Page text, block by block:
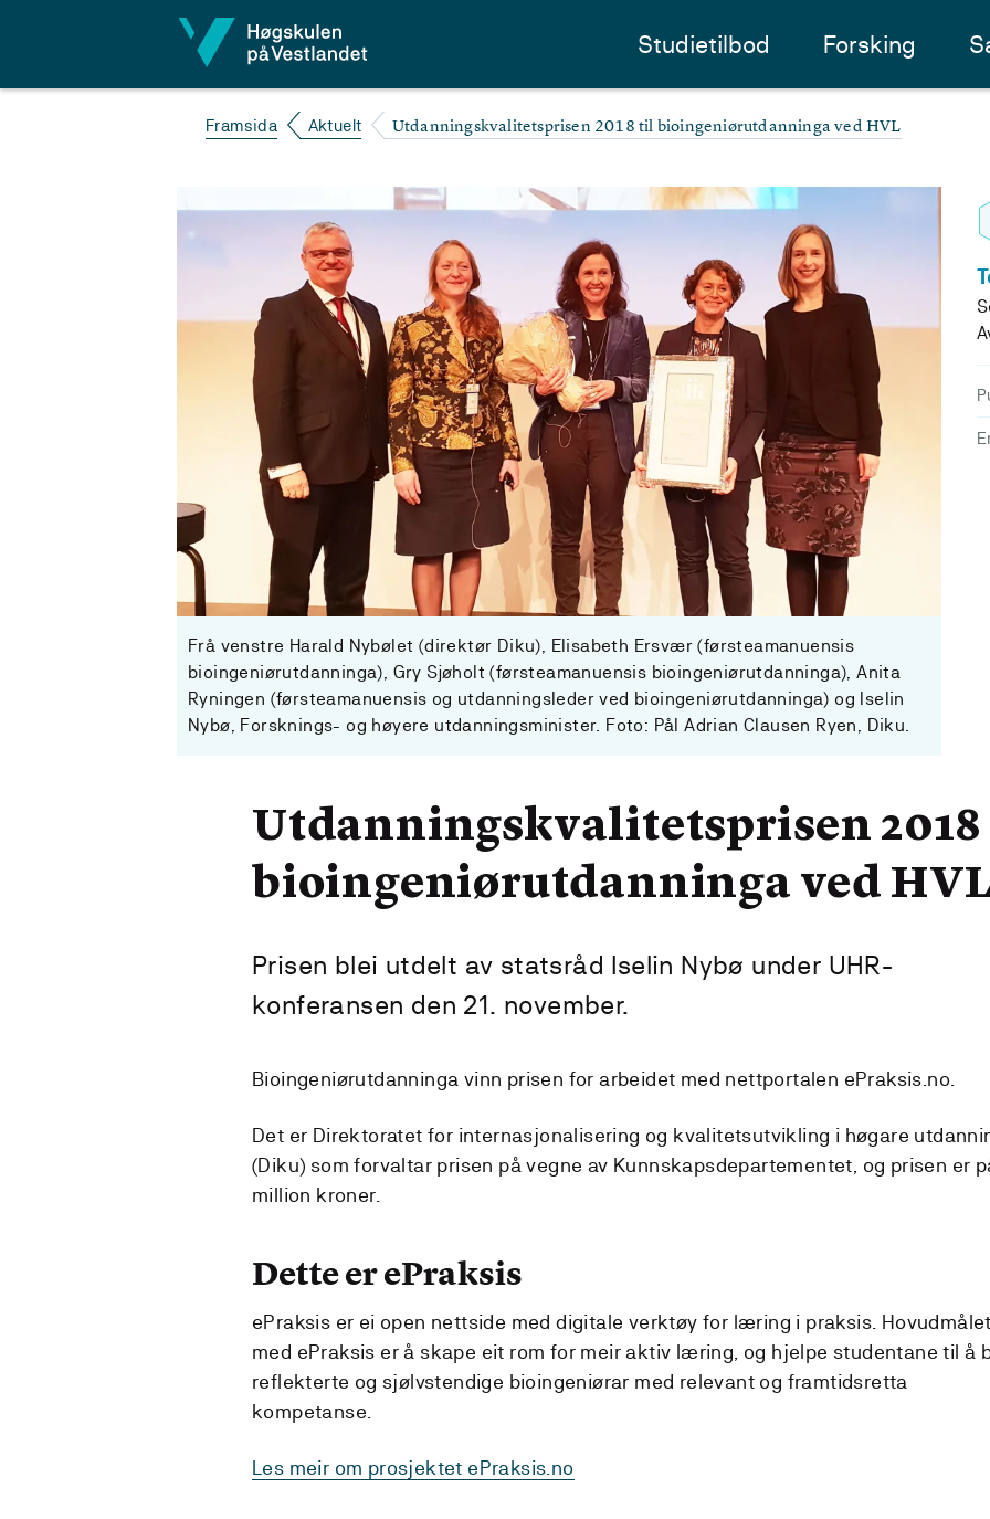
Studietilbod Forsking
Framsida Aktuelt Utdanningskvalitetsprisen 2018 til bioingeniørutdanninga ved HVL
Frå venstre Harald Nybølet (direktør Diku), Elisabeth Ersvær (førsteamanuensis
bioingeniørutdanninga), Gry Sjøholt (førsteamanuensis bioingeniørutdanninga), Anita
Ryningen (førsteamanuensis og utdanningsleder ved bioingeniørutdanninga) og Iselin
Nybø, Forsknings- og høyere utdanningsminister. Foto: Pål Adrian Clausen Ryen, Diku.
Utdanningskvalitetsprisen
bioingeniørutdanninga ved
Prisen blei utdelt av statsråd Iselin Nybø under UHR-
konferansen den 21. november.
Bioingeniørutdanninga vinn prisen for arbeidet med nettportalen ePraksis.no.
Det er Direktoratet for internasjonalisering og kvalitetsutvikling i høgare
(Diku) som forvaltar prisen på vegne av Kunnskapsdepartementet, og prisen er
million kroner.
Dette er ePraksis
ePraksis er ei open nettside med digitale verktøy for læring i praksis.
med ePraksis er å skape eit rom for meir aktiv læring, og hjelpe studentane til å
reflekterte og sjølvstendige bioingeniørar med relevant og framtidsretta
kompetanse.
Les meir om prosjektet ePraksis.no